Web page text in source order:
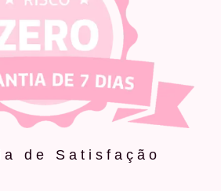
de Satisfação